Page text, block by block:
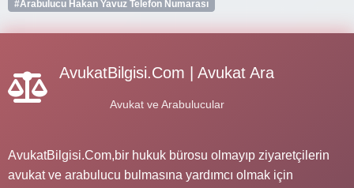
#Arabulucu Hakan Yavuz Telefon Numarası
AvukatBilgisi.Com | Avukat Ara
Avukat ve Arabulucular
AvukatBilgisi.Com,bir hukuk bürosu olmayıp ziyaretçilerin
avukat ve arabulucu bulmasına yardımcı olmak için